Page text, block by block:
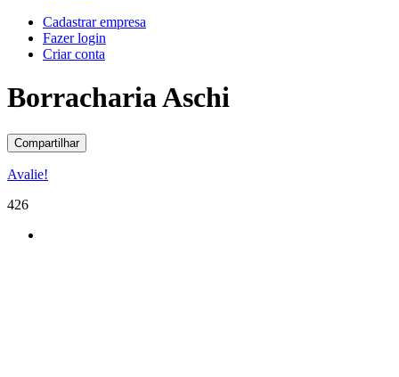
Cadastrar empresa
Fazer login
Criar conta
Borracharia Aschi
Compartilhar
Avalie!
426